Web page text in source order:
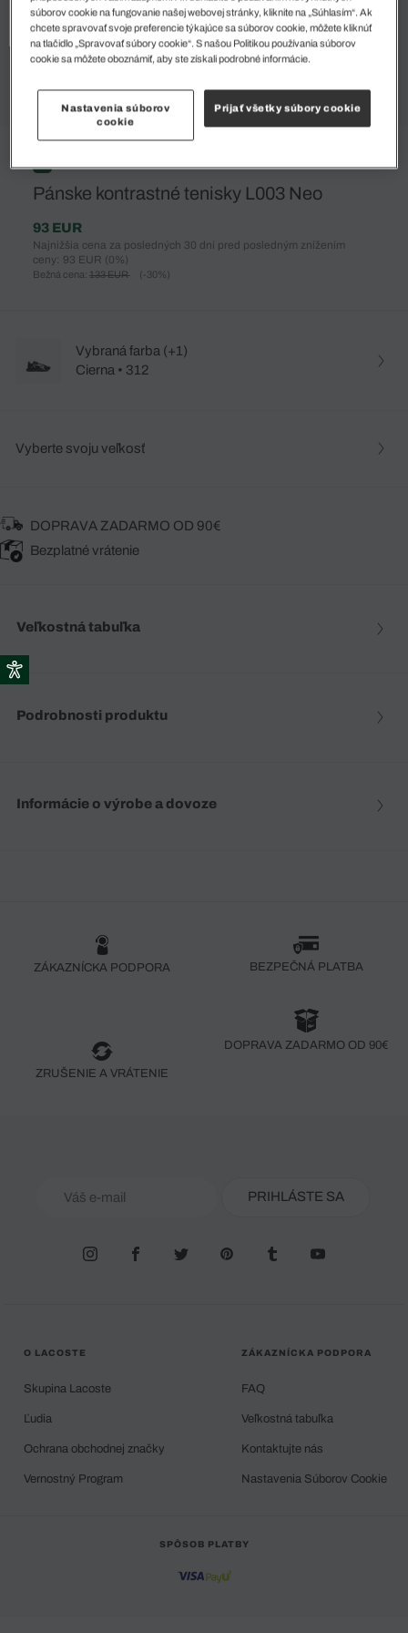
%
Pánske kontrastné tenisky L003 Neo
93 EUR
Najnižšia cena za posledných 30 dní pred posledným znížením
ceny: 93 EUR (0%)
Bežná cena: 133 EUR (-30%)
Vybraná farba (+1)
Cierna • 312
Vyberte svoju veľkosť
DOPRAVA ZADARMO OD 90€
Bezplatné vrátenie
Veľkostná tabuľka
Podrobnosti produktu
Informácie o výrobe a dovoze
ZÁKAZNÍCKA PODPORA BEZPEČNÁ PLATBA
ZRUŠENIE A VRÁTENIE
DOPRAVA ZADARMO OD 90€
PRIHLÁSTE SA
O LACOSTE
Skupina Lacoste
Ľudia
Ochrana obchodnej značky
Vernostný Program
ZÁKAZNÍCKA PODPORA
FAQ
Veľkostná tabuľka
Kontaktujte nás
Nastavenia Súborov Cookie
SPÔSOB PLATBY
súborov cookie na fungovanie našej webovej stránky, kliknite na „Súhlasím“. Ak
chcete spravovať svoje preferencie týkajúce sa súborov cookie, môžete kliknúť
na tlačidlo „Spravovať súbory cookie“. S našou Politikou používania súborov
cookie sa môžete oboznámiť, aby ste získali podrobné informácie.
Nastavenia súborov
cookie
Prijať všetky súbory cookie